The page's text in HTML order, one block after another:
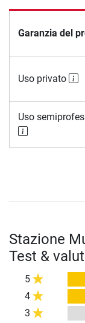
Garanzia del
Uso privato
Uso
Stazione
Test &
5
4
3